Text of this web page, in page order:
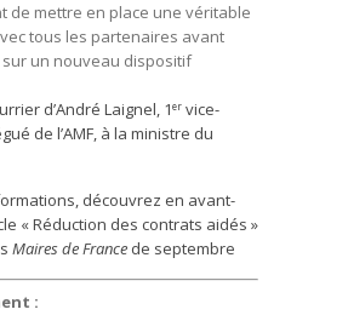
de mettre en place une véritable
tous les partenaires avant
un nouveau dispositif
d’André Laignel, 1er vice-
de l’AMF, à la ministre du
découvrez en avant-
« Réduction des contrats aidés »
Maires de France de septembre
: